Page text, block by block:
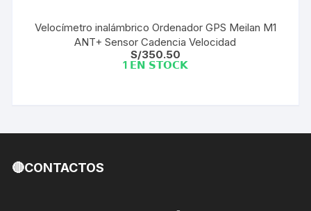
Velocímetro inalámbrico Ordenador GPS Meilan M1
ANT+ Sensor Cadencia Velocidad
S/350.50
1 𝗘𝗡 𝗦𝗧𝗢𝗖𝗞
🔴CONTACTOS